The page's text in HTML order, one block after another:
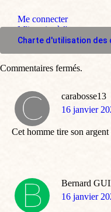
Me connecter
M'inscrire à l'espace
Charte d'utilisation des
carabosse13
dit
16 janvier
Cet homme tire son
Bernard
dit
16 janvier
Commentaires fermés.